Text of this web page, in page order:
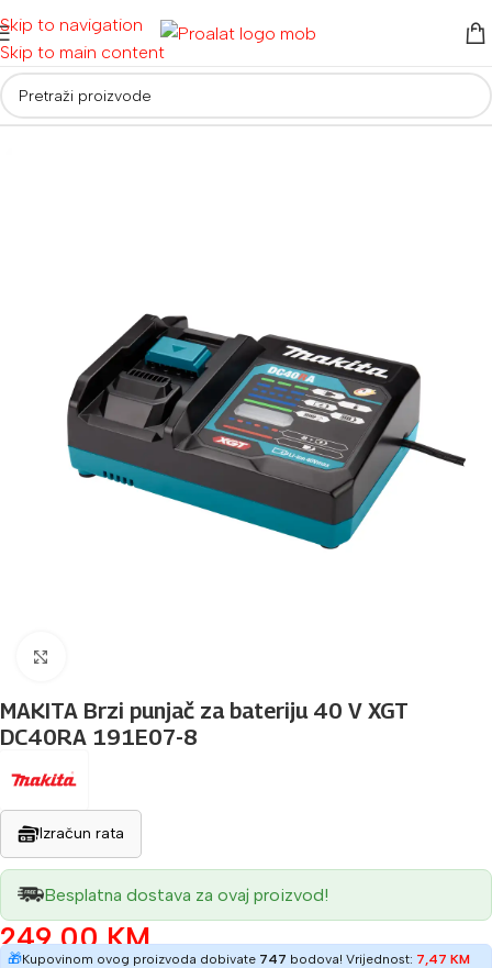
Skip to navigation
Skip to main content
Početna/ Akumulatorski alati
MAKITA Brzi punjač za bateriju 40 V XGT
DC40RA 191E07-8
Izračun rata
Besplatna dostava za ovaj proizvod!
249,00KM
🎁Kupovinom ovog proizvoda dobivate 747 bodova! Vrijednost: 7,47 KM